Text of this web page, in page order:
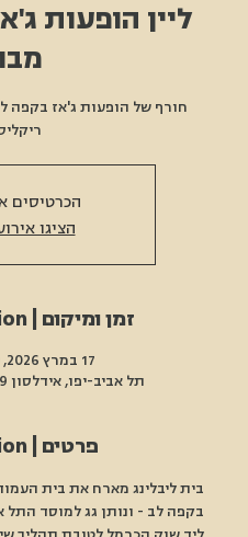
חורף של הופעות ג'אז בקפה
הכרטיסים
הציגו
זמן ומיקום | Time & Location
17 במרץ 2026, 20:00 – 23:00
תל אביב-יפו, אידלסון 29, תל אביב-יפו, ישראל
פרטים | Information
בית ליבלינג מארח את בית
בקפה לב - ונותן גג למוסד התל